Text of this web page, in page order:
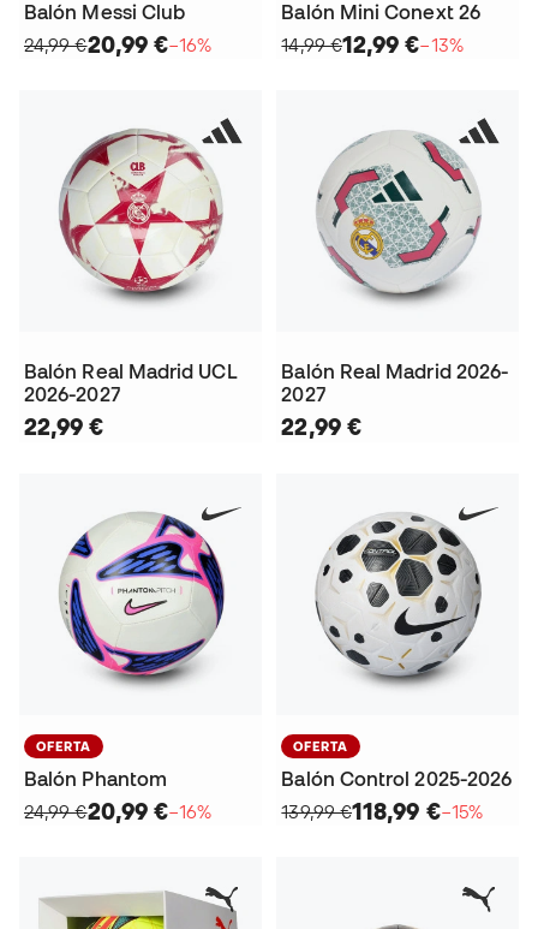
Balón Messi Club
24,99 €20,99 €−16%
Balón Mini Conext 26
14,99 €12,99 €−13%
Balón Real Madrid UCL
2026-2027
22,99 €
Balón Real Madrid 2026-
2027
22,99 €
OFERTA
Balón Phantom
24,99 €20,99 €−16%
OFERTA
Balón Control 2025-2026
139,99 €118,99 €−15%